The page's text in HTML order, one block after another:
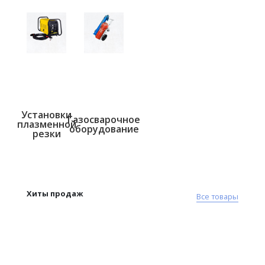
Установки
плазменной
резки
Газосварочное
оборудование
Хиты продаж Все товары